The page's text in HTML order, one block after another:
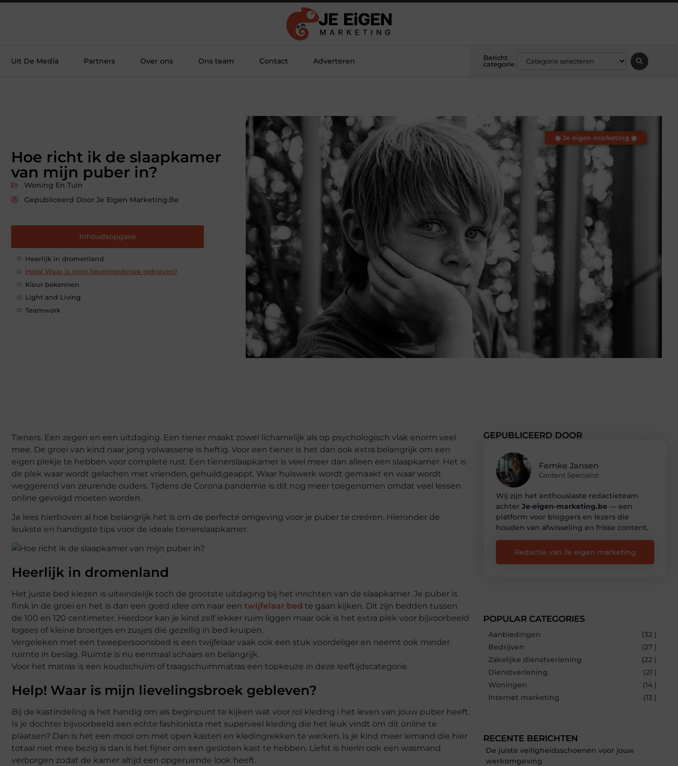
Uit De Media Partners Over ons Ons team Contact Adverteren
Bericht
categorie
Hoe richt ik de slaapkamer
van mijn puber in?
Woning En Tuin
Gepubliceerd Door Je Eigen Marketing.be
Inhoudsopgave
Heerlijk in dromenland
Help! Waar is mijn lievelingsbroek gebleven?
Kleur bekennen
Light and Living
Teamwork
◉ Je eigen marketing ◉
Tieners. Een zegen en een uitdaging. Een tiener maakt zowel lichamelijk als op psychologisch vlak enorm veel
mee. De groei van kind naar jong volwassene is heftig. Voor een tiener is het dan ook extra belangrijk om een
eigen plekje te hebben voor complete rust. Een tienerslaapkamer is veel meer dan alleen een slaapkamer. Het is
de plek waar wordt gelachen met vrienden, gehuild,geappt. Waar huiswerk wordt gemaakt en waar wordt
weggerend van zeurende ouders. Tijdens de Corona pandemie is dit nog meer toegenomen omdat veel lessen
online gevolgd moeten worden.
Je lees hierboven al hoe belangrijk het is om de perfecte omgeving voor je puber te creëren. Hieronder de
leukste en handigste tips voor de ideale tienerslaapkamer.
Heerlijk in dromenland
Het juiste bed kiezen is uiteindelijk toch de grootste uitdaging bij het inrichten van de slaapkamer. Je puber is
flink in de groei en het is dan een goed idee om naar een twijfelaar bed te gaan kijken. Dit zijn bedden tussen
de 100 en 120 centimeter. Hierdoor kan je kind zelf lekker ruim liggen maar ook is het extra plek voor bijvoorbeeld
logees of kleine broertjes en zusjes die gezellig in bed kruipen.
Vergeleken met een tweepersoonsbed is een twijfelaar vaak ook een stuk voordeliger en neemt ook minder
ruimte in beslag. Ruimte is nu eenmaal schaars en belangrijk.
Voor het matras is een koudschuim of traagschuimmatras een topkeuze in deze leeftijdscategorie.
Help! Waar is mijn lievelingsbroek gebleven?
Bij de kastindeling is het handig om als beginpunt te kijken wat voor rol kleding i het leven van jouw puber heeft.
Is je dochter bijvoorbeeld een echte fashionista met superveel kleding die het leuk vindt om dit online te
plaatsen? Dan is het een mooi om met open kasten en kledingrekken te werken. Is je kind meer iemand die hier
totaal niet mee bezig is dan is het fijner om een gesloten kast te hebben. Liefst is hierin ook een wasmand
verborgen zodat de kamer altijd een opgeruimde look heeft.
GEPUBLICEERD DOOR
Femke Jansen
Content Specialist
Wij zijn het enthousiaste redactieteam
achter Je-eigen-marketing.be — een
platform voor bloggers en lezers die
houden van afwisseling en frisse content.
Redactie van Je eigen marketing
POPULAR CATEGORIES
Aanbiedingen
(32 )
Bedrijven
(27 )
Zakelijke dienstverlening
(22 )
Dienstverlening
(21 )
Woningen
(14 )
Internet marketing
(13 )
RECENTE BERICHTEN
De juiste veiligheidsschoenen voor jouw
werkomgeving